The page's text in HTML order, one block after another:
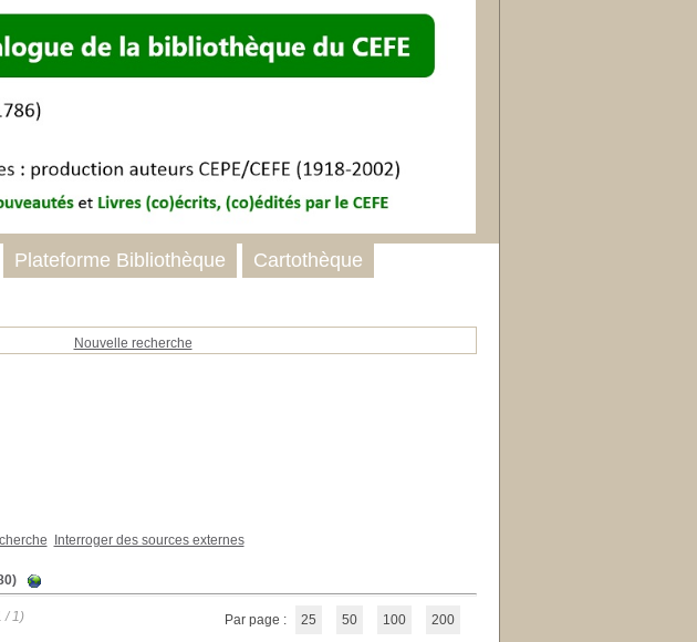
Nouvelle recherche
Interroger des sources externes
/ 1) Par page : 25 50 100 200
Plateforme Bibliothèque Cartothèque